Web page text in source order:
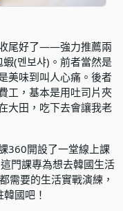
尾好了——強力推薦兩
(멘보샤)。前者當然是
美味到叫人心痛。後者
工，基本是用吐司片夾
大田，吃下去會讓我老
360開設了一堂線上課
這門課專為想去韓國生活
需要的生活實戰演練，
國吧！